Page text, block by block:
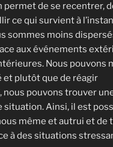
permet de se recentrer,
ce qui survient à
sommes moins
aux événements
Nous pouvons
et plutôt que de réagir
pouvons trouver
situation. Ainsi, il est
même et autrui et de
à des situations